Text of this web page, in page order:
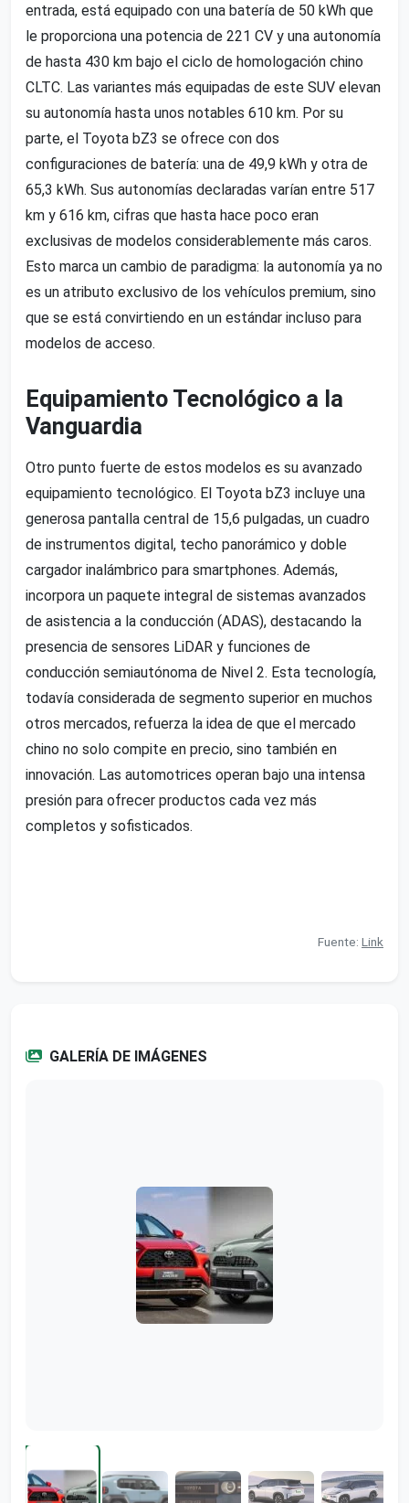
entrada, está equipado con una batería de 50 kWh que
le proporciona una potencia de 221 CV y una autonomía
de hasta 430 km bajo el ciclo de homologación chino
CLTC. Las variantes más equipadas de este SUV elevan
su autonomía hasta unos notables 610 km. Por su
parte, el Toyota bZ3 se ofrece con dos
configuraciones de batería: una de 49,9 kWh y otra de
65,3 kWh. Sus autonomías declaradas varían entre 517
km y 616 km, cifras que hasta hace poco eran
exclusivas de modelos considerablemente más caros.
Esto marca un cambio de paradigma: la autonomía ya no
es un atributo exclusivo de los vehículos premium, sino
que se está convirtiendo en un estándar incluso para
modelos de acceso.
Equipamiento Tecnológico a la
Vanguardia
Otro punto fuerte de estos modelos es su avanzado
equipamiento tecnológico. El Toyota bZ3 incluye una
generosa pantalla central de 15,6 pulgadas, un cuadro
de instrumentos digital, techo panorámico y doble
cargador inalámbrico para smartphones. Además,
incorpora un paquete integral de sistemas avanzados
de asistencia a la conducción (ADAS), destacando la
presencia de sensores LiDAR y funciones de
conducción semiautónoma de Nivel 2. Esta tecnología,
todavía considerada de segmento superior en muchos
otros mercados, refuerza la idea de que el mercado
chino no solo compite en precio, sino también en
innovación. Las automotrices operan bajo una intensa
presión para ofrecer productos cada vez más
completos y sofisticados.
Fuente: Link
GALERÍA DE IMÁGENES